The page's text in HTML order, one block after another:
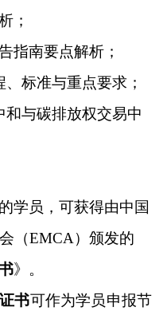
；
指南要点解析；
标准与重点要求；
与碳排放权交易中
学员，可获得由中国
（EMCA ） 颁发的
》。
书可作为学员申报节